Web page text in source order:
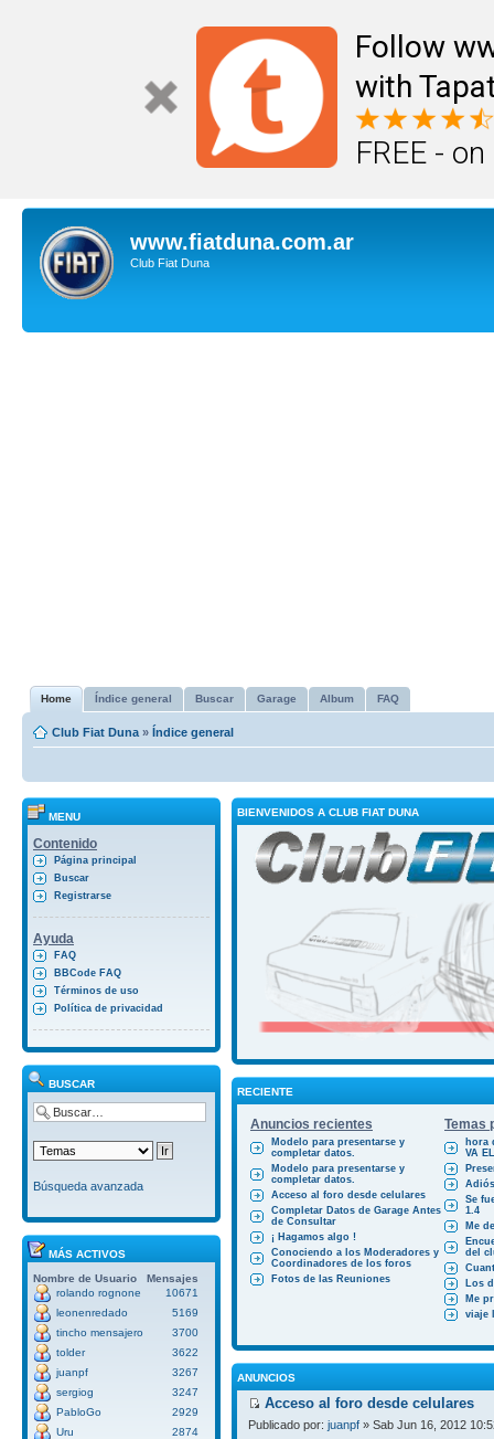
Follow
with
FREE -
www.fiatduna.com.ar
Club Fiat Duna
Home Índice general Buscar Garage Album FAQ
Club Fiat Duna » Índice general
MENU
Contenido
Página principal
Buscar
Registrarse
Ayuda
FAQ
BBCode FAQ
Términos de uso
Política de privacidad
BUSCAR
Búsqueda avanzada
MÁS ACTIVOS
Nombre de Usuario
Mensajes
rolando rognone
10671
leonenredado
5169
tincho mensajero
3700
tolder
3622
juanpf
3267
sergiog
3247
PabloGo
2929
Uru
2874
BIENVENIDOS A CLUB FIAT DUNA
RECIENTE
Anuncios recientes Temas
Modelo para presentarse y
completar datos.
Modelo para presentarse y
completar datos.
Acceso al foro desde celulares
Completar Datos de Garage Antes
de Consultar
¡ Hagamos algo !
Conociendo a los Moderadores y
Coordinadores de los foros
Fotos de las Reuniones
hora
VA
Se
1.4
Me
del
Los
Me
viaje
ANUNCIOS
Acceso al foro desde celulares
Publicado por: juanpf » Sab Jun 16, 2012